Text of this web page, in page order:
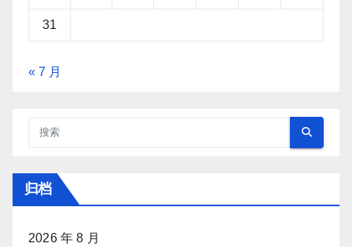
31
« 7 月
归档
2026 年 8 月